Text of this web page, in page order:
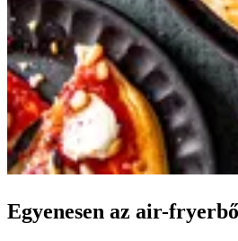
Egyenesen az air-